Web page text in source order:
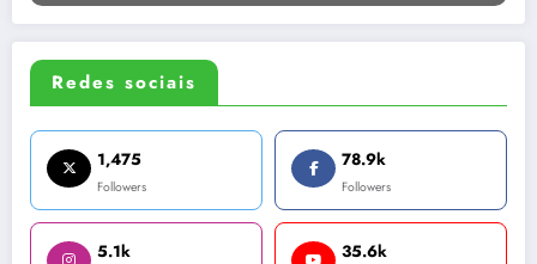
Redes sociais
1,475
Followers
78.9k
Followers
5.1k 35.6k